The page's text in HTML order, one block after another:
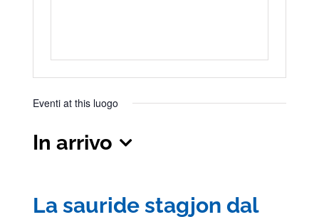
Eventi at this luogo
In arrivo
data.
La sauride stagjon dal